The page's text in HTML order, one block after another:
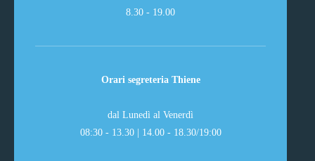
8.30 - 19.00
Orari segreteria Thiene
dal Lunedì al Venerdì
08:30 - 13.30 | 14.00 - 18.30/19:00